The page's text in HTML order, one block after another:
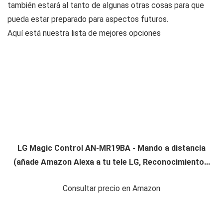
también estará al tanto de algunas otras cosas para que
pueda estar preparado para aspectos futuros.
Aquí está nuestra lista de mejores opciones
LG Magic Control AN-MR19BA - Mando a distancia
(añade Amazon Alexa a tu tele LG, Reconocimiento...
Consultar precio en Amazon